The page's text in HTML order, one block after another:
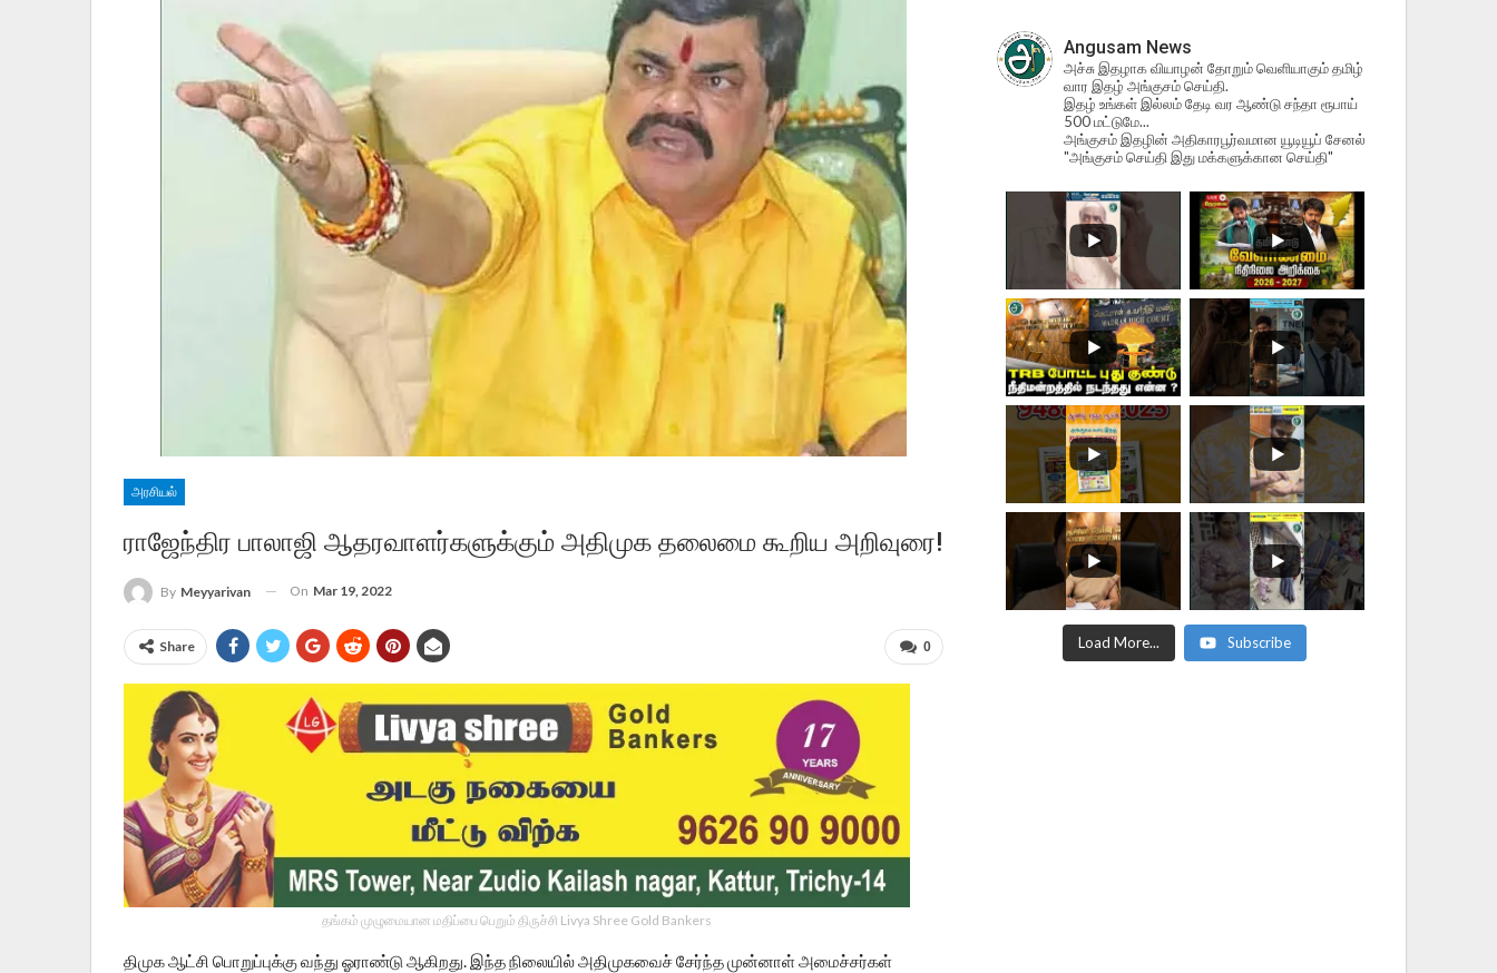
அரசியல்
ராஜேந்திர பாலாஜி ஆதரவாளர்களுக்கும் அதிமுக தலைமை கூறிய அறிவுரை!
By Meyyarivan On Mar 19, 2022
0
Share
தங்கம் முழுமையான மதிப்பை பெறும் திருச்சி Livya Shree Gold Bankers
திமுக ஆட்சி பொறுப்புக்கு வந்து ஓராண்டு ஆகிறது. இந்த நிலையில் அதிமுகவைச் சேர்ந்த முன்னாள் அமைச்சர்கள்
Angusam News
அச்சு இதழாக வியாழன் தோறும் வெளியாகும் தமிழ்
வார இதழ் அங்குசம் செய்தி.
இதழ் உங்கள் இல்லம் தேடி வர ஆண்டு சந்தா ரூபாய்
500 மட்டுமே...
அங்குசம் இதழின் அதிகாரபூர்வமான யூடியூப் சேனல்
"அங்குசம் செய்தி இது மக்களுக்கான செய்தி"
Load More... Subscribe